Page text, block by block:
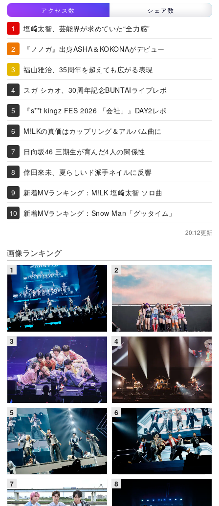
アクセス数 シェア数
塩﨑太智、芸能界が求めていた“全力感”
『ノノガ』出身ASHA＆KOKONAがデビュー
福山雅治、35周年を超えても広がる表現
スガ シカオ、30周年記念BUNTAIライブレポ
『s**t kingz FES 2026 「会社」』DAY2レポ
M!LKの真価はカップリング＆アルバム曲に
日向坂46 三期生が育んだ4人の関係性
倖田來未、夏らしいド派手ネイルに反響
新着MVランキング：M!LK 塩﨑太智 ソロ曲
新着MVランキング：Snow Man「グッタイム」
20:12更新
画像ランキング